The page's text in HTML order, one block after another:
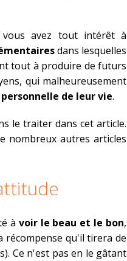
avez tout intérêt à
dans lesquelles
tout à produire de futurs
qui malheureusement
de leur vie.
le traiter dans cet article.
nombreux autres articles
à voir le beau et le bon,
récompense qu'il tirera de
Ce n'est pas en le gâtant